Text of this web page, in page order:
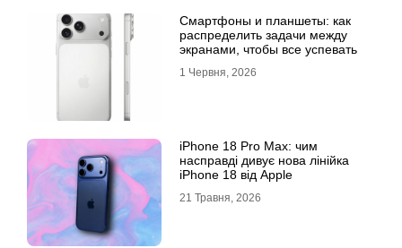
Смартфоны и планшеты: как
распределить задачи между
экранами, чтобы все успевать
1 Червня, 2026
iPhone 18 Pro Max: чим
насправді дивує нова лінійка
iPhone 18 від Apple
21 Травня, 2026